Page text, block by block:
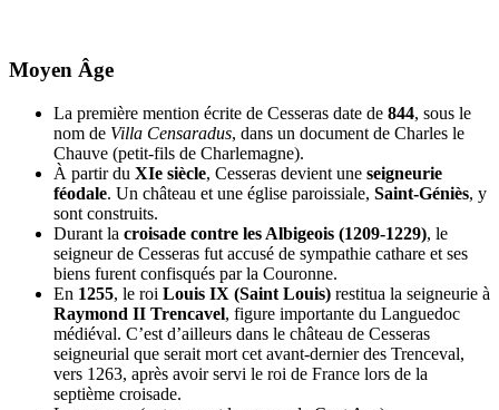
Moyen Âge
La première mention écrite de Cesseras date de 844, sous le
nom de Villa Censaradus, dans un document de Charles le
Chauve (petit-fils de Charlemagne).
À partir du XIe siècle, Cesseras devient une seigneurie
féodale. Un château et une église paroissiale, Saint-Géniès, y
sont construits.
Durant la croisade contre les Albigeois (1209-1229), le
seigneur de Cesseras fut accusé de sympathie cathare et ses
biens furent confisqués par la Couronne.
En 1255, le roi Louis IX (Saint Louis) restitua la seigneurie à
Raymond II Trencavel, figure importante du Languedoc
médiéval. C’est d’ailleurs dans le château de Cesseras
seigneurial que serait mort cet avant-dernier des Trenceval,
vers 1263, après avoir servi le roi de France lors de la
septième croisade.